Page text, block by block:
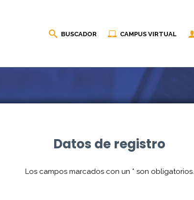
BUSCADOR CAMPUS VIRTUAL
Datos de registro
Los campos marcados con un * son obligatorios.